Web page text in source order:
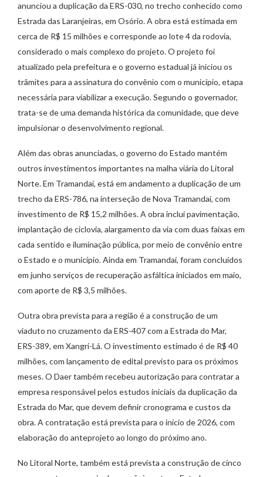
anunciou a duplicação da ERS-030, no trecho conhecido como
Estrada das Laranjeiras, em Osório. A obra está estimada em
cerca de R$ 15 milhões e corresponde ao lote 4 da rodovia,
considerado o mais complexo do projeto. O projeto foi
atualizado pela prefeitura e o governo estadual já iniciou os
trâmites para a assinatura do convênio com o município, etapa
necessária para viabilizar a execução. Segundo o governador,
trata-se de uma demanda histórica da comunidade, que deve
impulsionar o desenvolvimento regional.
Além das obras anunciadas, o governo do Estado mantém
outros investimentos importantes na malha viária do Litoral
Norte. Em Tramandaí, está em andamento a duplicação de um
trecho da ERS-786, na interseção de Nova Tramandaí, com
investimento de R$ 15,2 milhões. A obra inclui pavimentação,
implantação de ciclovia, alargamento da via com duas faixas em
cada sentido e iluminação pública, por meio de convênio entre
o Estado e o município. Ainda em Tramandaí, foram concluídos
em junho serviços de recuperação asfáltica iniciados em maio,
com aporte de R$ 3,5 milhões.
Outra obra prevista para a região é a construção de um
viaduto no cruzamento da ERS-407 com a Estrada do Mar,
ERS-389, em Xangri-Lá. O investimento estimado é de R$ 40
milhões, com lançamento de edital previsto para os próximos
meses. O Daer também recebeu autorização para contratar a
empresa responsável pelos estudos iniciais da duplicação da
Estrada do Mar, que devem definir cronograma e custos da
obra. A contratação está prevista para o início de 2026, com
elaboração do anteprojeto ao longo do próximo ano.
No Litoral Norte, também está prevista a construção de cinco